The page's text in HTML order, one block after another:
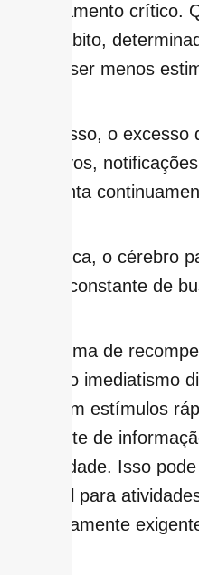
e pensamento crítico.
esse hábito,
podem ser menos
Além disso, o
aplicativos,
fragmenta
Na prática, o cérebro
estado constante de
“O sistema de
muito ao imediatismo
oferecem estímulos
constante de
de novidade. Isso
cerebral para
cognitivamente